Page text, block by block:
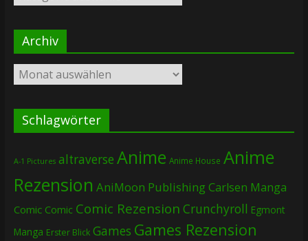
Archiv
Archiv
Schlagwörter
A-1 Pictures altraverse Anime Anime House Anime
Rezension AniMoon PublishingCarlsen Manga
Comic Comic Comic Rezension Crunchyroll Egmont
Manga Erster Blick Games Games Rezension